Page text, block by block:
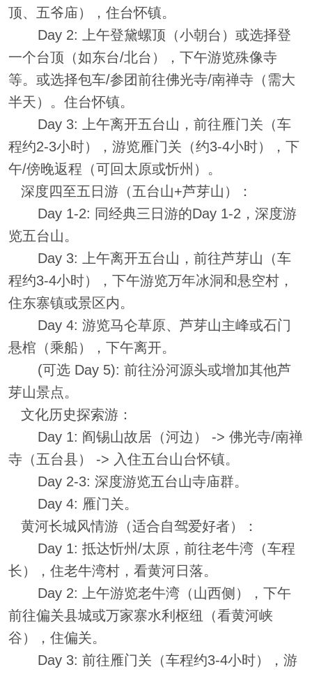
顶、五爷庙），住台怀镇。
Day 2: 上午登黛螺顶（小朝台）或选择登
一个台顶（如东台/北台），下午游览殊像寺
等。或选择包车/参团前往佛光寺/南禅寺（需大
半天）。住台怀镇。
Day 3: 上午离开五台山，前往雁门关（车
程约2-3小时），游览雁门关（约3-4小时），下
午/傍晚返程（可回太原或忻州）。
深度四至五日游（五台山+芦芽山）：
Day 1-2: 同经典三日游的Day 1-2，深度游
览五台山。
Day 3: 上午离开五台山，前往芦芽山（车
程约3-4小时），下午游览万年冰洞和悬空村，
住东寨镇或景区内。
Day 4: 游览马仑草原、芦芽山主峰或石门
悬棺（乘船），下午离开。
(可选 Day 5): 前往汾河源头或增加其他芦
芽山景点。
文化历史探索游：
Day 1: 阎锡山故居（河边） -> 佛光寺/南禅
寺（五台县） -> 入住五台山台怀镇。
Day 2-3: 深度游览五台山寺庙群。
Day 4: 雁门关。
黄河长城风情游（适合自驾爱好者）：
Day 1: 抵达忻州/太原，前往老牛湾（车程
长），住老牛湾村，看黄河日落。
Day 2: 上午游览老牛湾（山西侧），下午
前往偏关县城或万家寨水利枢纽（看黄河峡
谷），住偏关。
Day 3: 前往雁门关（车程约3-4小时），游